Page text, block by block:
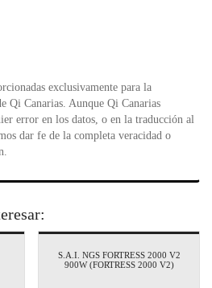
exclusivamente para la
Qi Canarias. Aunque Qi Canarias
error en los datos, o en la traducción al
dar fe de la completa veracidad o
S.A.I. NGS FORTRESS 2000 V2
900W (FORTRESS 2000 V2)